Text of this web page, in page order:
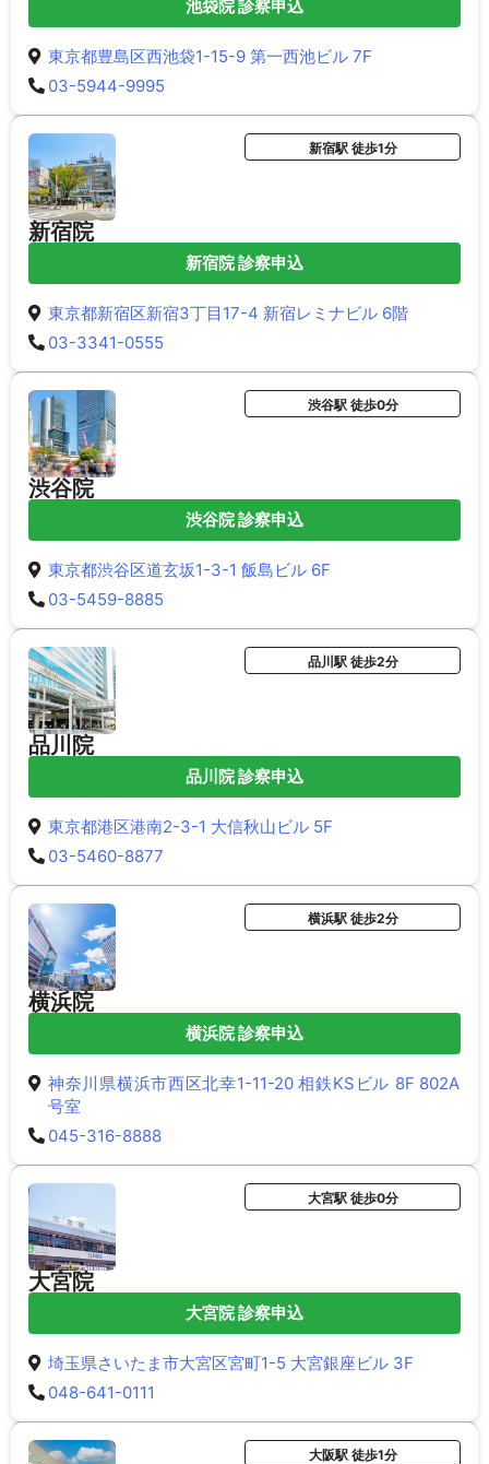
池袋院 診察申込
東京都豊島区西池袋1-15-9 第一西池ビル 7F
03-5944-9995
新宿院
新宿駅 徒歩1分
新宿院 診察申込
東京都新宿区新宿3丁目17-4 新宿レミナビル 6階
03-3341-0555
渋谷院
渋谷駅 徒歩0分
渋谷院 診察申込
東京都渋谷区道玄坂1-3-1 飯島ビル 6F
03-5459-8885
品川院
品川駅 徒歩2分
品川院 診察申込
東京都港区港南2-3-1 大信秋山ビル 5F
03-5460-8877
横浜院
横浜駅 徒歩2分
横浜院 診察申込
神奈川県横浜市西区北幸1-11-20 相鉄KSビル 8F 802A
号室
045-316-8888
大宮院
大宮駅 徒歩0分
大宮院 診察申込
埼玉県さいたま市大宮区宮町1-5 大宮銀座ビル 3F
048-641-0111
大阪駅 徒歩1分